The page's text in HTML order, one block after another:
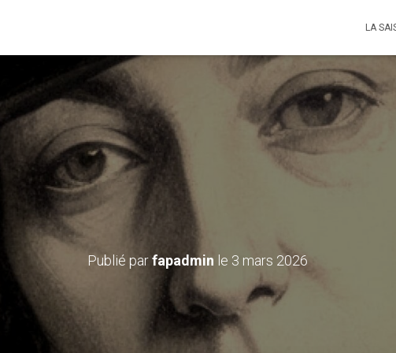
LA
: Moi George Sand – Le
avril 2026 à 15h30
Publié parfapadmin le 3 mars 2026